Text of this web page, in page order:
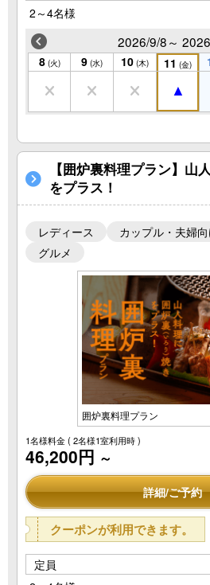
2～4名様
2026/9/8～
8 (火) 9 (水) 10 (木) 11 (金)
【囲炉裏料理プラン】山
をプラス！
レディース カップル・夫婦
グルメ
囲炉裏料理プラン
1名様料金( 2名様1室利用時 )
46,200円 ～
詳細/ご予約
クーポンが利用できます。
定員